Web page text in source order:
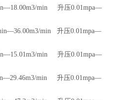
min 升压0.01mpa—
min 升压0.01mpa—
min 升压0.01mpa—
min 升压0.01mpa—